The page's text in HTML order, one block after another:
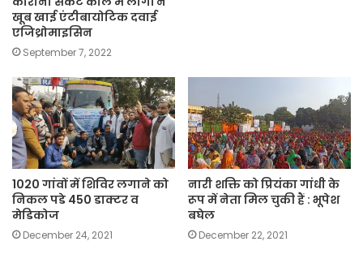
खूब खाई एंटीबायोटिक दवाई
एजिथ्रोमाइसिन
September 7, 2022
1020 गांवों में शिविर लगाने को
निकल पडे 450 डाक्टर व
मेडिकोज
December 24, 2021
नारी शक्ति को प्रियंका गांधी के
रूप में नेता मिल चुकी हैं : भूपेश
बघेल
December 22, 2021